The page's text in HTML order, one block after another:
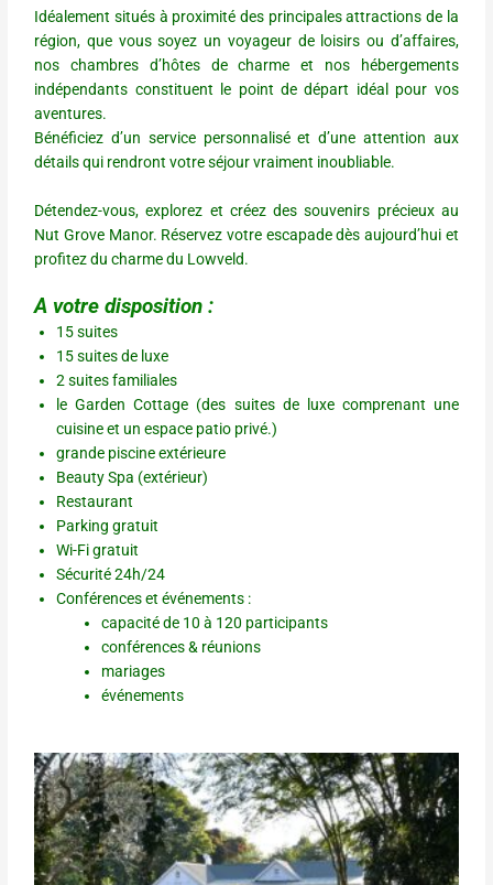
Idéalement situés à proximité des principales attractions de la
région, que vous soyez un voyageur de loisirs ou d’affaires,
nos chambres d’hôtes de charme et nos hébergements
indépendants constituent le point de départ idéal pour vos
aventures.
Bénéficiez d’un service personnalisé et d’une attention aux
détails qui rendront votre séjour vraiment inoubliable.
Détendez-vous, explorez et créez des souvenirs précieux au
Nut Grove Manor. Réservez votre escapade dès aujourd’hui et
profitez du charme du Lowveld.
A votre disposition :
15 suites
15 suites de luxe
2 suites familiales
le Garden Cottage (des suites de luxe comprenant une
cuisine et un espace patio privé.)
grande piscine extérieure
Beauty Spa (extérieur)
Restaurant
Parking gratuit
Wi-Fi gratuit
Sécurité 24h/24
Conférences et événements :
capacité de 10 à 120 participants
conférences & réunions
mariages
événements